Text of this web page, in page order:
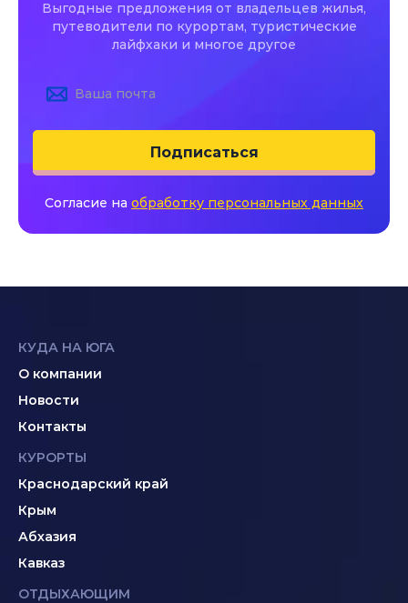
Выгодные предложения от владельцев жилья,
путеводители по курортам, туристические
лайфхаки и многое другое
Подписаться
Согласие на обработку персональных данных
КУДА НА ЮГА
О компании
Новости
Контакты
КУРОРТЫ
Краснодарский край
Крым
Абхазия
Кавказ
ОТДЫХАЮЩИМ